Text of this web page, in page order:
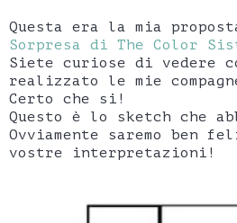
Questa era la mia
Sorpresa di The Color
Siete curiose di vedere
realizzato le mie
Certo che si!
Questo è lo sketch che
Ovviamente saremo ben
vostre interpretazioni!